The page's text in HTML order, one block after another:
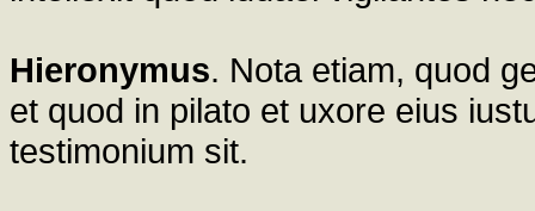
Hieronymus. Nota etiam, quod
et quod in pilato et uxore eius
testimonium sit.